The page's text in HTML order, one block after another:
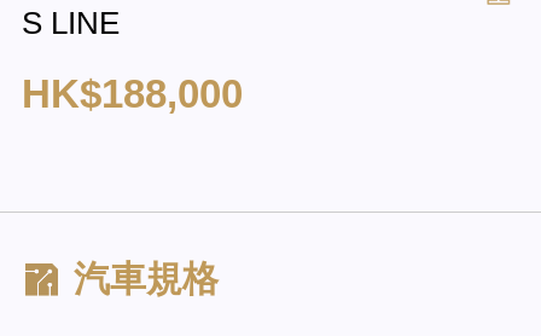
S LINE
HK$188,000
汽車規格